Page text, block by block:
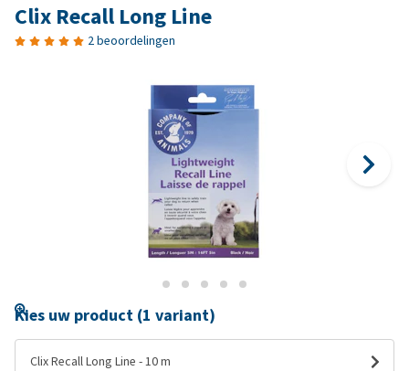
Clix Recall Long Line
2 beoordelingen
Kies uw product (1 variant)
Clix Recall Long Line - 10 m